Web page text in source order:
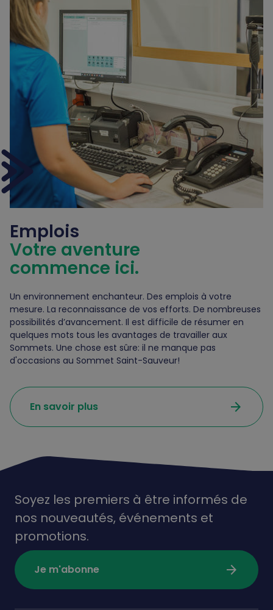
Emplois
Votre aventure
commence ici.
Un environnement enchanteur. Des emplois à votre
mesure. La reconnaissance de vos efforts. De nombreuses
possibilités d’avancement. Il est difficile de résumer en
quelques mots tous les avantages de travailler aux
Sommets. Une chose est sûre: il ne manque pas
d'occasions au Sommet Saint-Sauveur!
En savoir plus arrow_forward
Soyez les premiers à être informés de
nos nouveautés, événements et
promotions.
Je m'abonne arrow_forward